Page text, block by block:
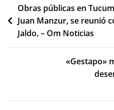
Navegación
de
entradas
Obras públicas en
Juan Manzur, se reunió
Jaldo, – Om Noticias
«Gestapo»